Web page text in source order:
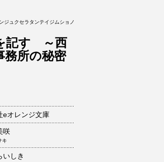
ジュクセラタンテイジムショノ
記す ～西
所の秘密
eオレンジ文庫
咲
キ
いしき